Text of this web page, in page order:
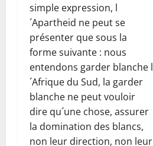
simple expression, l
´Apartheid ne peut se
présenter que sous la
forme suivante : nous
entendons garder blanche l
´Afrique du Sud, la garder
blanche ne peut vouloir
dire qu´une chose, assurer
la domination des blancs,
non leur direction, non leur